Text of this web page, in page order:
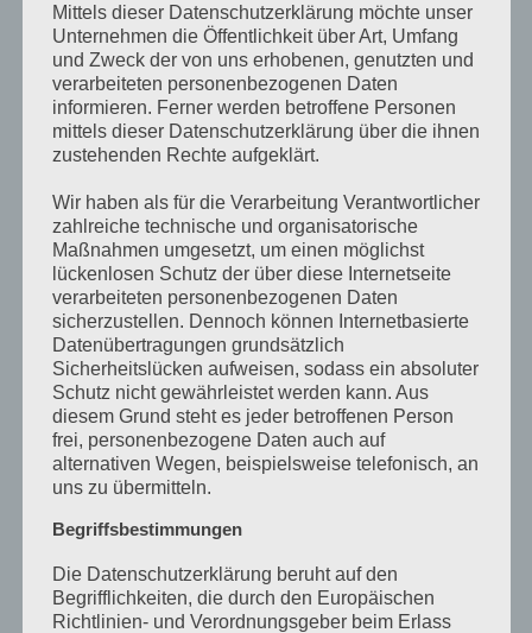
Person, Behörde, Einrichtung oder andere
Stelle außer der betroffenen Person, dem
Verantwortlichen, dem Auftragsverarbeiter
und den Personen, die unter der unmittelbaren
Verantwortung des Verantwortlichen oder des
personenbezogenen Daten zu verarbeiten.
k) Einwilligung
Einwilligung ist jede von der betroffenen
Person freiwillig für den bestimmten Fall in
informierter Weise und unmissverständlich
abgegebene Willensbekundung in Form einer
Erklärung oder einer sonstigen eindeutigen
betroffene Person zu verstehen gibt, dass sie
mit der Verarbeitung der sie betreffenden
personenbezogenen Daten einverstanden ist.
Mittels dieser Datenschutzerklärung möchte unser
Unternehmen die Öffentlichkeit über Art, Umfang
und Zweck der von uns erhobenen, genutzten und
verarbeiteten personenbezogenen Daten
informieren. Ferner werden betroffene Personen
mittels dieser Datenschutzerklärung über die ihnen
zustehenden Rechte aufgeklärt.
Wir haben als für die Verarbeitung Verantwortlicher
zahlreiche technische und organisatorische
Maßnahmen umgesetzt, um einen möglichst
lückenlosen Schutz der über diese Internetseite
verarbeiteten personenbezogenen Daten
sicherzustellen. Dennoch können Internetbasierte
Datenübertragungen grundsätzlich
Sicherheitslücken aufweisen, sodass ein absoluter
Schutz nicht gewährleistet werden kann. Aus
diesem Grund steht es jeder betroffenen Person
frei, personenbezogene Daten auch auf
alternativen Wegen, beispielsweise telefonisch, an
uns zu übermitteln.
Begriffsbestimmungen
Die Datenschutzerklärung beruht auf den
Begrifflichkeiten, die durch den Europäischen
Richtlinien- und Verordnungsgeber beim Erlass